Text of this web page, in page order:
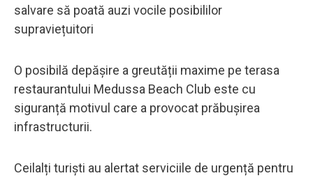
salvare să poată auzi vocile posibililor
supraviețuitori
O posibilă depășire a greutății maxime pe terasa
restaurantului Medussa Beach Club este cu
siguranță motivul care a provocat prăbușirea
infrastructurii.
Ceilalți turiști au alertat serviciile de urgență pentru